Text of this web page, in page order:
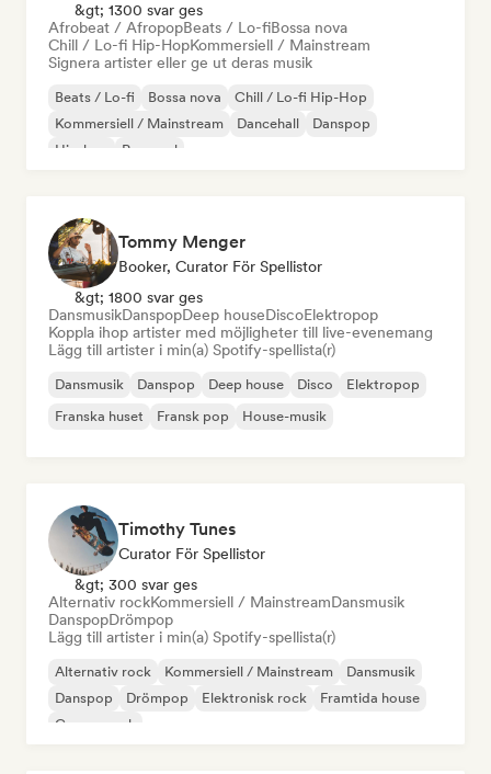
&gt; 1300 svar ges
Afrobeat / AfropopBeats / Lo-fiBossa nova
Chill / Lo-fi Hip-HopKommersiell / Mainstream
Signera artister eller ge ut deras musik
Beats / Lo-fi Bossa nova
Chill / Lo-fi Hip-Hop
Kommersiell / Mainstream
Dancehall
Danspop
Hip-hop
Pop soul
Tommy Menger
Booker, Curator För Spellistor
&gt; 1800 svar ges
DansmusikDanspopDeep houseDiscoElektropop
Koppla ihop artister med möjligheter till live-evenemang
Lägg till artister i min(a) Spotify-spellista(r)
Dansmusik Danspop Deep house Disco
Elektropop
Franska huset
Fransk pop House-musik
Timothy Tunes
Curator För Spellistor
&gt; 300 svar ges
Alternativ rockKommersiell / MainstreamDansmusik
DanspopDrömpop
Lägg till artister i min(a) Spotify-spellista(r)
Alternativ rock Kommersiell / Mainstream
Dansmusik
Danspop
Drömpop Elektronisk rock
Framtida house
Garage rock